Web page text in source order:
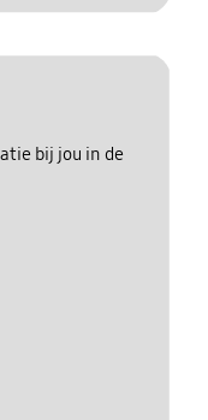
bij jou in de